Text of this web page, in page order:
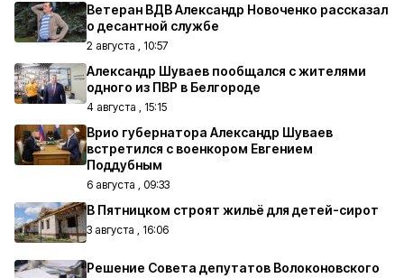
Ветеран ВДВ Александр Новоченко рассказал
о десантной службе
2 августа , 10:57
Александр Шуваев пообщался с жителями
одного из ПВР в Белгороде
4 августа , 15:15
Врио губернатора Александр Шуваев
встретился с военкором Евгением
Поддубным
6 августа , 09:33
В Пятницком строят жильё для детей-сирот
3 августа , 16:06
Решение Совета депутатов Волоконовского